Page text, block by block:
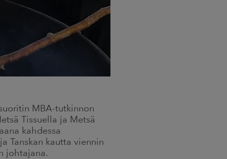
MBA-tutkinnon
Tissuella ja Metsä
kahdessa
Tanskan kautta viennin
johtajana.